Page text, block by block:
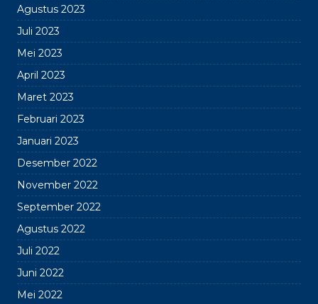
Agustus 2023
Juli 2023
Mei 2023
April 2023
Maret 2023
Februari 2023
Januari 2023
Desember 2022
November 2022
September 2022
Agustus 2022
Juli 2022
Juni 2022
Mei 2022